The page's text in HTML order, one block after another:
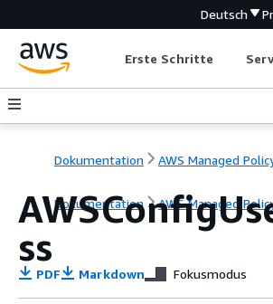
Deutsch
Erste Schritte
Dokumentation AWS Managed
Dokumentation AWS Managed
ss
PDF Markdown Fokusmodus